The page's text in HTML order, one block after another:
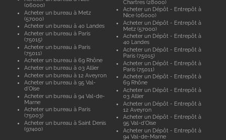
(06000)
Acheter un bureau à Metz
(57000)
Acheter un bureau à 40 Landes
Acheter un bureau à Paris
(75015)
Acheter un bureau à Paris
(75011)
Acheter un bureau à 69 Rhône
Acheter un bureau à 03 Allier
Acheter un bureau à 12 Aveyron
Acheter un bureau à 95 Val-
d'Oise
Acheter un bureau à 94 Val-de-
Marne
Acheter un bureau à Paris
(75003)
Acheter un bureau à Saint Denis
(97400)
Chartres (28000)
Acheter un Dépôt - Entrepôt à
Nice (06000)
Acheter un Dépôt - Entrepôt à
Metz (57000)
Acheter un Dépôt - Entrepôt à
40 Landes
Acheter un Dépôt - Entrepôt à
Paris (75015)
Acheter un Dépôt - Entrepôt à
Paris (75011)
Acheter un Dépôt - Entrepôt à
69 Rhône
Acheter un Dépôt - Entrepôt à
03 Allier
Acheter un Dépôt - Entrepôt à
12 Aveyron
Acheter un Dépôt - Entrepôt à
95 Val-d'Oise
Acheter un Dépôt - Entrepôt à
94 Val-de-Marne